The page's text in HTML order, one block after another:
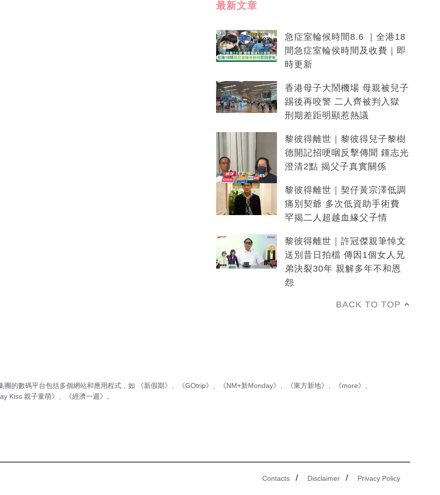
最新文章
急症室輪候時間8.6 ｜全港18
間急症室輪侯時間及收費｜即
時更新
香港母子大鬧機場 母親被兒子
踢後再咬警 二人齊被判入獄
刑期差距明顯惹熱議
黎彼得離世｜黎彼得兒子黎樹
德開記招哽咽反擊傳聞 鍾志光
澄清2點 揭父子真實關係
黎彼得離世｜契仔黃宗澤低調
痛別契爺 多次低資助手術費
罕揭二人超越血緣父子情
黎彼得離世｜許冠傑親筆悼文
送別昔日拍檔 傳因1個女人兄
弟決裂30年 親解多年不和恩
怨
BACK TO TOP
團的數碼平台包括多個網站和應用程式，如 《新假期》 《GOtrip》 《NM+新Monday》 《東方新地》 《more》
Kiss 親子童萌》
《經濟一週》 。
Contacts / Disclaimer / Privacy Policy